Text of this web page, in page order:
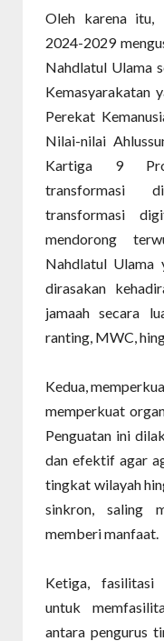
Oleh karena itu,
2024-2029
Nahdlatul Ulama
Kemasyarakatan
Perekat
Nilai-nilai
Kartiga 9
transformasi
transformasi
mendorong
Nahdlatul Ulama
dirasakan
jamaah secara
ranting, MWC,
Kedua,
memperkuat
Penguatan ini
dan efektif agar
tingkat wilayah
sinkron, saling
memberi manfaat.
Ketiga, fasilitasi
untuk
antara pengurus